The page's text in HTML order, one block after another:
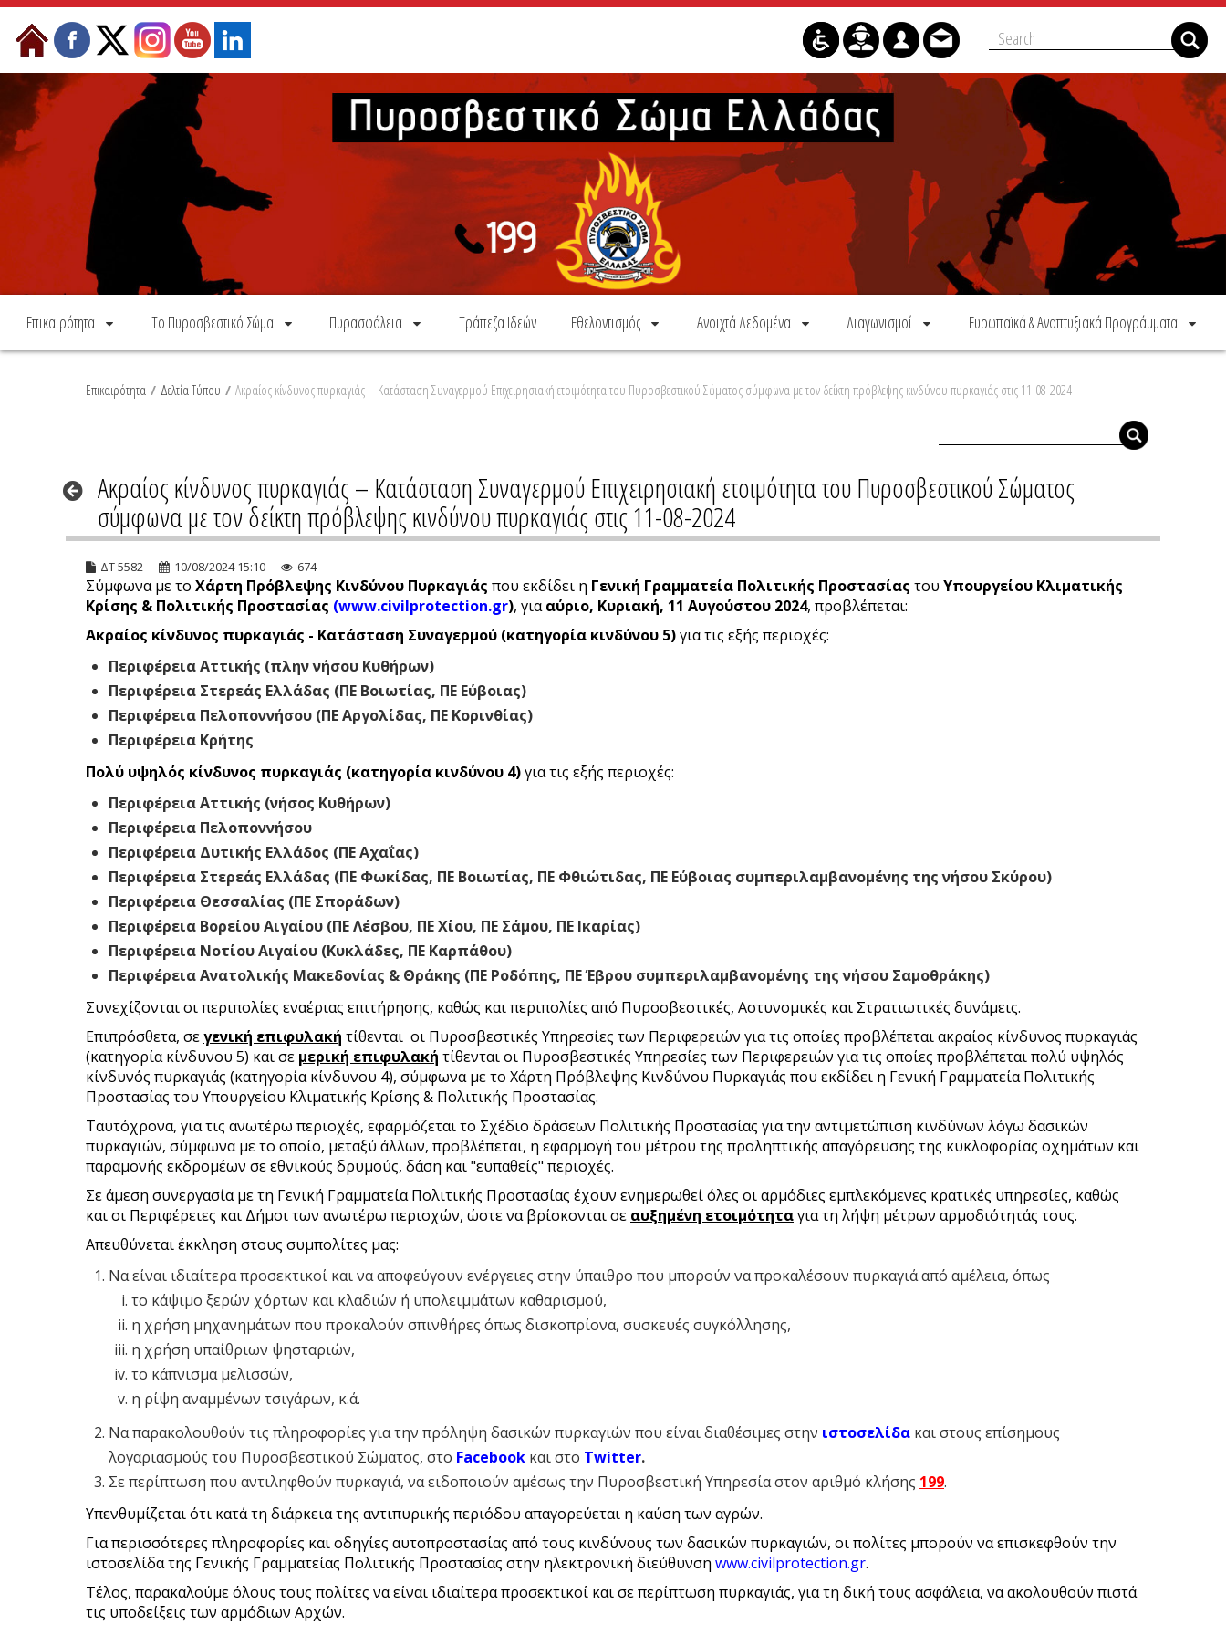
Skip to Content
Επικαιρότητα Το Πυροσβεστικό Σώμα Πυρασφάλεια Τράπεζα Ιδεών Εθελοντισμός Ανοιχτά Δεδομένα Διαγωνισμοί Ευρωπαϊκά & Αναπτυξιακά Προγράμματα
Επικαιρότητα / Δελτία Τύπου / Ακραίος κίνδυνος πυρκαγιάς – Κατάσταση Συναγερμού Επιχειρησιακή ετοιμότητα του Πυροσβεστικού Σώματος σύμφωνα με τον δείκτη πρόβλεψης κινδύνου πυρκαγιάς στις 11-08-2024
Ακραίος κίνδυνος πυρκαγιάς – Κατάσταση Συναγερμού Επιχειρησιακή ετοιμότητα του Πυροσβεστικού Σώματος
σύμφωνα με τον δείκτη πρόβλεψης κινδύνου πυρκαγιάς στις 11-08-2024
ΔΤ 5582 10/08/2024 15:10 674
Σύμφωνα με το Χάρτη Πρόβλεψης Κινδύνου Πυρκαγιάς που εκδίδει η Γενική Γραμματεία Πολιτικής Προστασίας του Υπουργείου Κλιματικής
Κρίσης & Πολιτικής Προστασίας (www.civilprotection.gr), γιααύριο, Κυριακή, 11 Αυγούστου 2024, προβλέπεται:
Ακραίος κίνδυνος πυρκαγιάς - Κατάσταση Συναγερμού (κατηγορία κινδύνου 5)για τις εξής περιοχές:
Περιφέρεια Αττικής (πλην νήσου Κυθήρων)
Περιφέρεια Στερεάς Ελλάδας (ΠΕ Βοιωτίας, ΠΕ Εύβοιας)
Περιφέρεια Πελοποννήσου (ΠΕ Αργολίδας, ΠΕ Κορινθίας)
Περιφέρεια Κρήτης
Πολύ υψηλός κίνδυνος πυρκαγιάς (κατηγορία κινδύνου 4)για τις εξής περιοχές:
Περιφέρεια Αττικής (νήσος Κυθήρων)
Περιφέρεια Πελοποννήσου
Περιφέρεια Δυτικής Ελλάδος (ΠΕ Αχαΐας)
Περιφέρεια Στερεάς Ελλάδας (ΠΕ Φωκίδας, ΠΕ Βοιωτίας, ΠΕ Φθιώτιδας, ΠΕ Εύβοιας συμπεριλαμβανομένης της νήσου Σκύρου)
Περιφέρεια Θεσσαλίας (ΠΕ Σποράδων)
Περιφέρεια Βορείου Αιγαίου (ΠΕ Λέσβου, ΠΕ Χίου, ΠΕ Σάμου, ΠΕ Ικαρίας)
Περιφέρεια Νοτίου Αιγαίου (Κυκλάδες, ΠΕ Καρπάθου)
Περιφέρεια Ανατολικής Μακεδονίας & Θράκης (ΠΕ Ροδόπης, ΠΕ Έβρου συμπεριλαμβανομένης της νήσου Σαμοθράκης)
Συνεχίζονται οι περιπολίες εναέριας επιτήρησης, καθώς και περιπολίες από Πυροσβεστικές, Αστυνομικές και Στρατιωτικές δυνάμεις.
Επιπρόσθετα, σεγενική επιφυλακή τίθενται οι Πυροσβεστικές Υπηρεσίες των Περιφερειών για τις οποίες προβλέπεται ακραίος κίνδυνος πυρκαγιάς
(κατηγορία κίνδυνου 5) και σε μερική επιφυλακή τίθενται οι Πυροσβεστικές Υπηρεσίες των Περιφερειών για τις οποίες προβλέπεται πολύ υψηλός
κίνδυνός πυρκαγιάς (κατηγορία κίνδυνου 4), σύμφωνα με το Χάρτη Πρόβλεψης Κινδύνου Πυρκαγιάς που εκδίδει η Γενική Γραμματεία Πολιτικής
Προστασίας του Υπουργείου Κλιματικής Κρίσης & Πολιτικής Προστασίας.
Ταυτόχρονα, για τις ανωτέρω περιοχές, εφαρμόζεται το Σχέδιο δράσεων Πολιτικής Προστασίας για την αντιμετώπιση κινδύνων λόγω δασικών
πυρκαγιών, σύμφωνα με το οποίο, μεταξύ άλλων, προβλέπεται, η εφαρμογή του μέτρου της προληπτικής απαγόρευσης της κυκλοφορίας οχημάτων και
παραμονής εκδρομέων σε εθνικούς δρυμούς, δάση και "ευπαθείς" περιοχές.
Σε άμεση συνεργασία με τη Γενική Γραμματεία Πολιτικής Προστασίας έχουν ενημερωθεί όλες οι αρμόδιες εμπλεκόμενες κρατικές υπηρεσίες, καθώς
και οι Περιφέρειες και Δήμοι των ανωτέρω περιοχών, ώστε να βρίσκονται σε αυξημένη ετοιμότηταγια τη λήψη μέτρων αρμοδιότητάς τους.
Απευθύνεται έκκληση στους συμπολίτες μας:
Να είναι ιδιαίτερα προσεκτικοί και να αποφεύγουν ενέργειες στην ύπαιθρο που μπορούν να προκαλέσουν πυρκαγιά από αμέλεια, όπως
το κάψιμο ξερών χόρτων και κλαδιών ή υπολειμμάτων καθαρισμού,
η χρήση μηχανημάτων που προκαλούν σπινθήρες όπως δισκοπρίονα, συσκευές συγκόλλησης,
η χρήση υπαίθριων ψησταριών,
το κάπνισμα μελισσών,
η ρίψη αναμμένων τσιγάρων, κ.ά.
Να παρακολουθούν τις πληροφορίες για την πρόληψη δασικών πυρκαγιών που είναι διαθέσιμες στην ιστοσελίδα και στους επίσημους
λογαριασμούς του Πυροσβεστικού Σώματος, στο Facebook και στο Twitter.
Σε περίπτωση που αντιληφθούν πυρκαγιά, να ειδοποιούν αμέσως την Πυροσβεστική Υπηρεσία στον αριθμό κλήσης 199.
Υπενθυμίζεται ότι κατά τη διάρκεια της αντιπυρικής περιόδου απαγορεύεται η καύση των αγρών.
Για περισσότερες πληροφορίες και οδηγίες αυτοπροστασίας από τους κινδύνους των δασικών πυρκαγιών, οι πολίτες μπορούν να επισκεφθούν την
ιστοσελίδα της Γενικής Γραμματείας Πολιτικής Προστασίας στην ηλεκτρονική διεύθυνση www.civilprotection.gr.
Τέλος, παρακαλούμε όλους τους πολίτες να είναι ιδιαίτερα προσεκτικοί και σε περίπτωση πυρκαγιάς, για τη δική τους ασφάλεια, να ακολουθούν πιστά
τις υποδείξεις των αρμόδιων Αρχών.